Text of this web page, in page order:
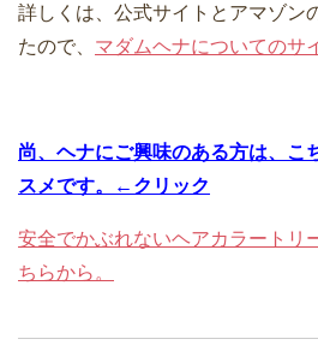
詳しくは、公式サイトとアマゾン
たので、 マダムヘナについてのサ
尚、ヘナにご興味のある方は、こ
スメです。←クリック
安全でかぶれないヘアカラートリ
ちらから。